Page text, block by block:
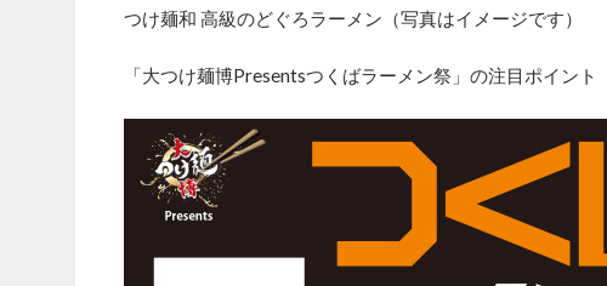
つけ麺和 高級のどぐろラーメン（写真はイメージです）
「大つけ麺博Presentsつくばラーメン祭」の注目ポイント